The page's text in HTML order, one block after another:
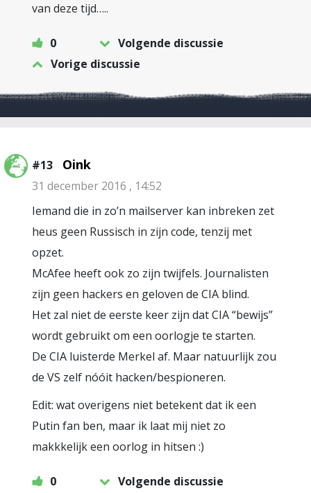
van deze tijd…..
0
Volgende discussie
Vorige discussie
#13 Oink
31 december 2016 , 14:52
Iemand die in zo’n mailserver kan inbreken zet
heus geen Russisch in zijn code, tenzij met
opzet.
McAfee heeft ook zo zijn twijfels. Journalisten
zijn geen hackers en geloven de CIA blind.
Het zal niet de eerste keer zijn dat CIA “bewijs”
wordt gebruikt om een oorlogje te starten.
De CIA luisterde Merkel af. Maar natuurlijk zou
de VS zelf nóóit hacken/bespioneren.
Edit: wat overigens niet betekent dat ik een
Putin fan ben, maar ik laat mij niet zo
makkkelijk een oorlog in hitsen :)
0
Volgende discussie